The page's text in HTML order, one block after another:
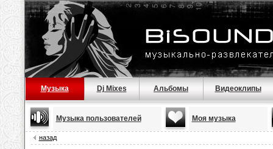
Музыка Dj Mixes Альбомы Видеоклипы
Музыка пользователей Моя музыка
назад